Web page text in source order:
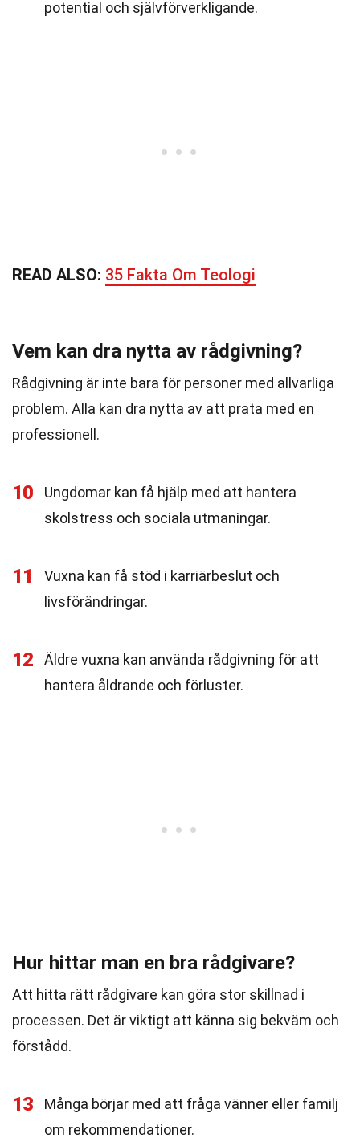
potential och självförverkligande.
READ ALSO: 35 Fakta Om Teologi
Vem kan dra nytta av rådgivning?
Rådgivning är inte bara för personer med allvarliga
problem. Alla kan dra nytta av att prata med en
professionell.
10
Ungdomar kan få hjälp med att hantera
skolstress och sociala utmaningar.
11
Vuxna kan få stöd i karriärbeslut och
livsförändringar.
12
Äldre vuxna kan använda rådgivning för att
hantera åldrande och förluster.
Hur hittar man en bra rådgivare?
Att hitta rätt rådgivare kan göra stor skillnad i
processen. Det är viktigt att känna sig bekväm och
förstådd.
13
Många börjar med att fråga vänner eller familj
om rekommendationer.